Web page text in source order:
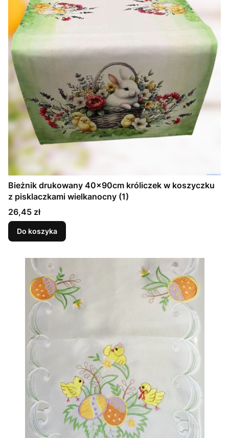
Bieżnik drukowany 40x90cm króliczek w koszyczku
z pisklaczkami wielkanocny (1)
Cena
26,45 zł
Do koszyka